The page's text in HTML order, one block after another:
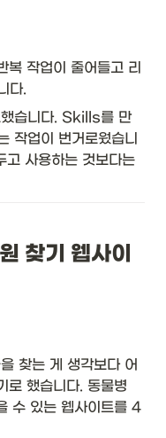
복 작업이 줄어들고 리
다.
했습니다. Skills를 만
작업이 번거로웠습니
사용하는 것보다는
찾기 웹사이
찾는 게 생각보다 어
로 했습니다. 동물병
수 있는 웹사이트를 4